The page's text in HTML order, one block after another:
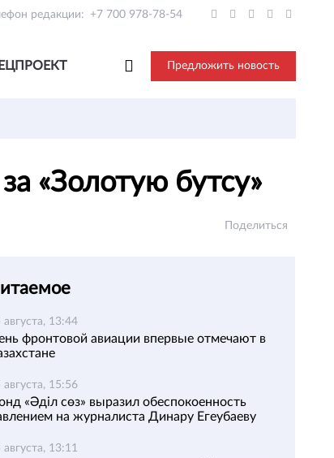
редакции: +7 700 978-78-54
Предложить новость
«Золотую бутсу»
Поделиться
августа, 13:44
фронтовой авиации впервые отмечают в
августа, 15:56
«Әділ сөз» выразил обеспокоенность
на журналиста Динару Егеубаеву
августа, 13:11